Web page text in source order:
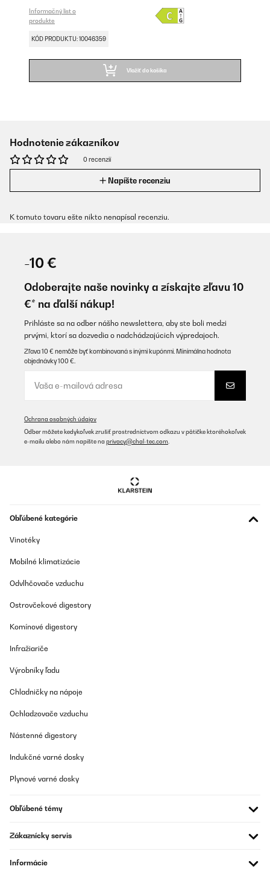
Informačný list o
produkte
KÓD PRODUKTU: 10046359
Vložiť do košíka
Hodnotenie zákazníkov
0 recenzií
Napíšte recenziu
K tomuto tovaru ešte nikto nenapísal recenziu.
-10 €
Odoberajte naše novinky a získajte zľavu 10
€* na ďalší nákup!
Prihláste sa na odber nášho newslettera, aby ste boli medzi
prvými, ktorí sa dozvedia o nadchádzajúcich výpredajoch.
Zľava 10 € nemôže byť kombinovaná s inými kupónmi. Minimálna hodnota
objednávky 100 €.
Ochrana osobných údajov
Odber môžete kedykoľvek zrušiť prostredníctvom odkazu v pätičke ktoréhokoľvek
e-mailu alebo nám napíšte na privacy@chal-tec.com
Obľúbené kategórie
Vinotéky
Mobilné klimatizácie
Odvlhčovače vzduchu
Ostrovčekové digestory
Komínové digestory
Infražiariče
Výrobníky ľadu
Chladničky na nápoje
Ochladzovače vzduchu
Nástenné digestory
Indukčné varné dosky
Plynové varné dosky
Obľúbené témy
Zákaznícky servis
Informácie